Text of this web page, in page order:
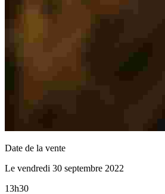
Date de la vente
Le vendredi 30 septembre 2022
13h30